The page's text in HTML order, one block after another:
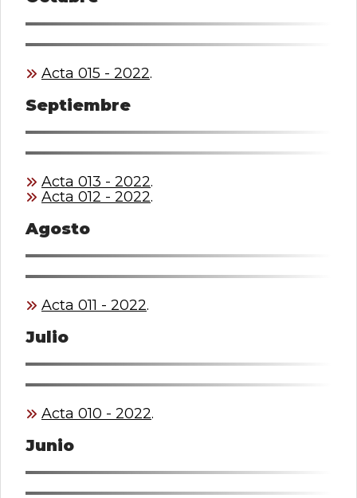
Acta 015 - 2022.
Septiembre
Acta 013 - 2022.
Acta 012 - 2022.
Agosto
Acta 011 - 2022.
Julio
Acta 010 - 2022.
Junio